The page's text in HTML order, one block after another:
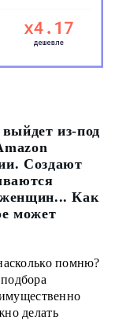
из-под
Создают
женщин... Как
может
помню?
делать